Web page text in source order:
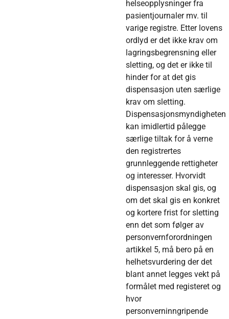
helseopplysninger fra
pasientjournaler mv. til
varige registre. Etter lovens
ordlyd er det ikke krav om
lagringsbegrensning eller
sletting, og det er ikke til
hinder for at det gis
dispensasjon uten særlige
krav om sletting.
Dispensasjonsmyndigheten
kan imidlertid pålegge
særlige tiltak for å verne
den registrertes
grunnleggende rettigheter
og interesser. Hvorvidt
dispensasjon skal gis, og
om det skal gis en konkret
og kortere frist for sletting
enn det som følger av
personvernforordningen
artikkel 5, må bero på en
helhetsvurdering der det
blant annet legges vekt på
formålet med registeret og
hvor
personverninngripende